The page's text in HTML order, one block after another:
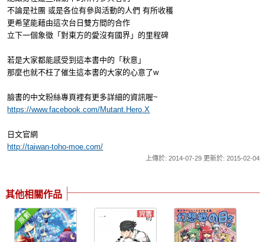
不論是社團 或是各位有參與活動的人們 有所收穫
更希望能藉由這次台日雙方間的合作
立下一個象徵「對東方的愛沒有國界」的里程碑
若是大家都能感受到這本書中的「秋意」
那麼也就不枉了催生這本書的大家的心意了w
臉書的中文粉絲專頁裡有更多詳細的資訊喔~
https://www.facebook.com/Mutant.Hero.X
日文官網
http://taiwan-toho-moe.com/
上傳於: 2014-07-29 更新於: 2015-02-04
其他相關作品